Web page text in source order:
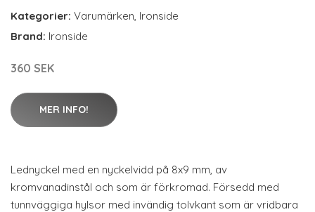
Kategorier: Varumärken, Ironside
Brand: Ironside
360 SEK
MER INFO!
Lednyckel med en nyckelvidd på 8x9 mm, av
kromvanadinstål och som är förkromad. Försedd med
tunnväggiga hylsor med invändig tolvkant som är vridbara